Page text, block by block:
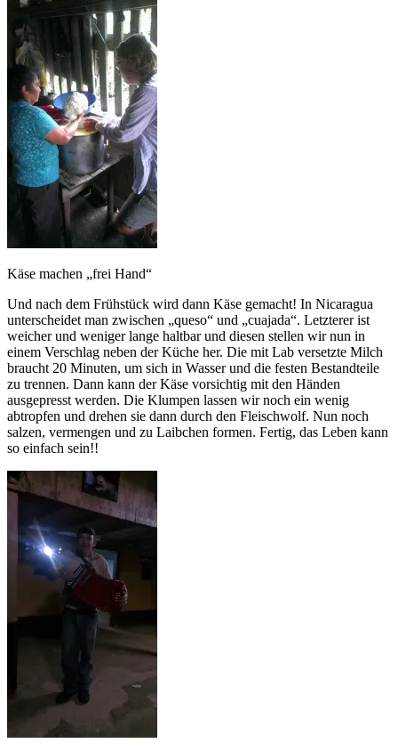
Käse machen „frei Hand“
Und nach dem Frühstück wird dann Käse gemacht! In Nicaragua
unterscheidet man zwischen „queso“ und „cuajada“. Letzterer ist
weicher und weniger lange haltbar und diesen stellen wir nun in
einem Verschlag neben der Küche her. Die mit Lab versetzte Milch
braucht 20 Minuten, um sich in Wasser und die festen Bestandteile
zu trennen. Dann kann der Käse vorsichtig mit den Händen
ausgepresst werden. Die Klumpen lassen wir noch ein wenig
abtropfen und drehen sie dann durch den Fleischwolf. Nun noch
salzen, vermengen und zu Laibchen formen. Fertig, das Leben kann
so einfach sein!!